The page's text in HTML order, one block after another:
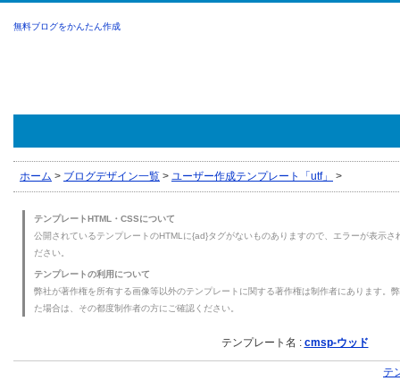
無料ブログをかんたん作成
ホーム > ブログデザイン一覧 > ユーザー作成テンプレート「utf」 >
テンプレートHTML・CSSについて
公開されているテンプレートのHTMLに{ad}タグがないものありますので、エラーが表示
ださい。
テンプレートの利用について
弊社が著作権を所有する画像等以外のテンプレートに関する著作権は制作者にあります。
た場合は、その都度制作者の方にご確認ください。
テンプレート名 : cmsp-ウッド
テ